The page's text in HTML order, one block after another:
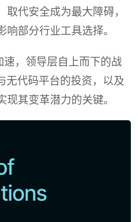
代安全成为最大障碍，
部分行业工具选择。
，领导层自上而下的战
无代码平台的投资，以及
其变革潜力的关键。